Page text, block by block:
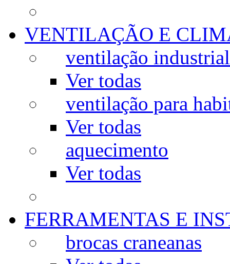
VENTILAÇÃO E
ventilação industrial
Ver todas
ventilação para
Ver todas
aquecimento
Ver todas
FERRAMENTAS E
brocas craneanas